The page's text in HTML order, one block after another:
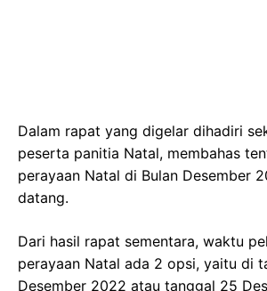
Dalam rapat yang digelar dihadiri
peserta panitia Natal, membahas
perayaan Natal di Bulan Desember
datang.
Dari hasil rapat sementara, waktu
perayaan Natal ada 2 opsi, yaitu di
Desember 2022 atau tanggal 25